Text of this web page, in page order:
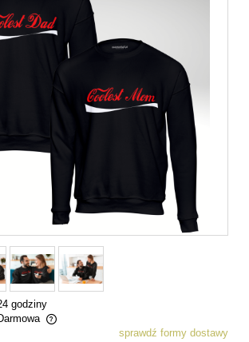
godziny
ewentualnych kosztów płatnościsprawdź formy dostawy